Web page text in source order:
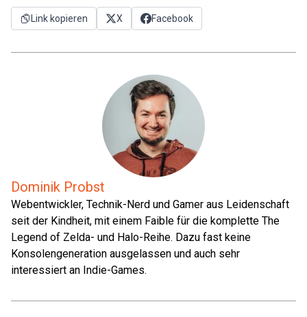
Link kopieren X Facebook
Dominik Probst
Webentwickler, Technik-Nerd und Gamer aus Leidenschaft
seit der Kindheit, mit einem Faible für die komplette The
Legend of Zelda- und Halo-Reihe. Dazu fast keine
Konsolengeneration ausgelassen und auch sehr
interessiert an Indie-Games.